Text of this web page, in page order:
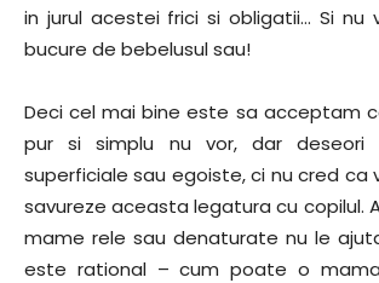
in jurul acestei frici si obligatii… Si nu
bucure de bebelusul sau!
Deci cel mai bine este sa acceptam
pur si simplu nu vor, dar deseori
superficiale sau egoiste, ci nu cred ca
savureze aceasta legatura cu copilul.
mame rele sau denaturate nu le
este rational – cum poate o